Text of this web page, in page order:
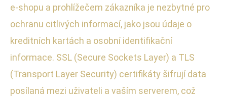
e-shopu a prohlížečem zákazníka je nezbytné pro
ochranu citlivých informací, jako jsou údaje o
kreditních kartách a osobní identifikační
informace. SSL (Secure Sockets Layer) a TLS
(Transport Layer Security) certifikáty šifrují data
posílaná mezi uživateli a vaším serverem, což